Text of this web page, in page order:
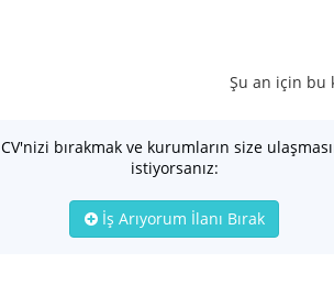
Şu an için bu
CV'nizi bırakmak ve kurumların size
istiyorsanız:
İş Arıyorum İlanı Bırak